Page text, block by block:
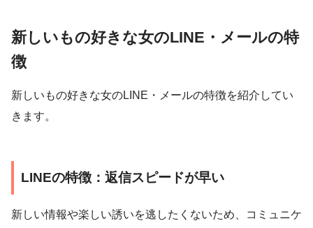
新しいもの好きな女のLINE・メールの特
徴
新しいもの好きな女のLINE・メールの特徴を紹介してい
きます。
LINEの特徴：返信スピードが早い
新しい情報や楽しい誘いを逃したくないため、コミュニケ